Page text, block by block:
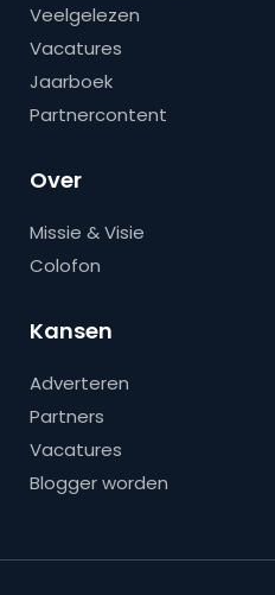
Veelgelezen
Vacatures
Jaarboek
Partnercontent
Over
Missie & Visie
Colofon
Kansen
Adverteren
Partners
Vacatures
Blogger worden